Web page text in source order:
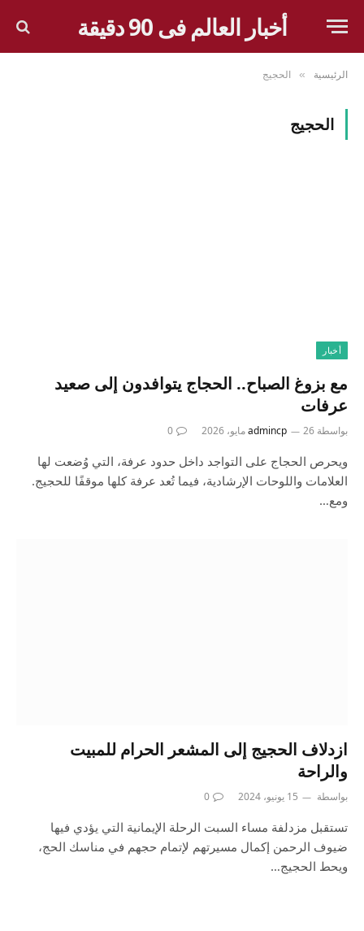
أخبار العالم فى 90 دقيقة
الرئيسية » الحجيج
الحجيج
أخبار
مع بزوغ الصباح.. الحجاج يتوافدون إلى صعيد
عرفات
بواسطة admincp 26 مايو، 2026 0
ويحرص الحجاج على التواجد داخل حدود عرفة، التي وُضعت لها
العلامات واللوحات الإرشادية، فيما تُعد عرفة كلها موقفًا للحجيج.
ومع…
ازدلاف الحجيج إلى المشعر الحرام للمبيت
والراحة
بواسطة 15 يونيو، 2024 0
تستقبل مزدلفة مساء السبت الرحلة الإيمانية التي يؤدي فيها
ضيوف الرحمن إكمال مسيرتهم لإتمام حجهم في مناسك الحج،
ويحط الحجيج…